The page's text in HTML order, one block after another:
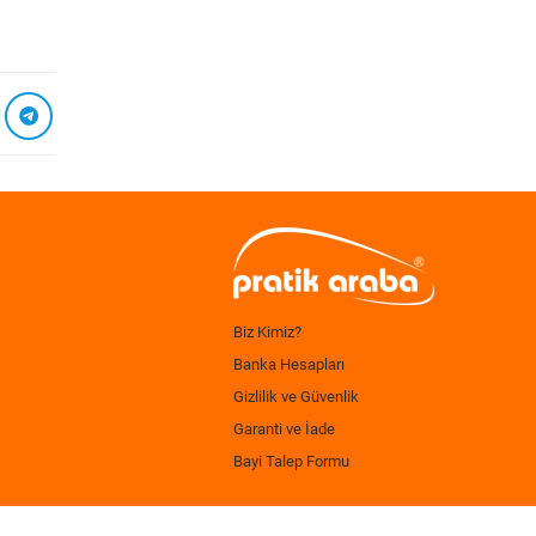
Biz Kimiz?
Banka Hesapları
Gizlilik ve Güvenlik
Garanti ve İade
Bayi Talep Formu